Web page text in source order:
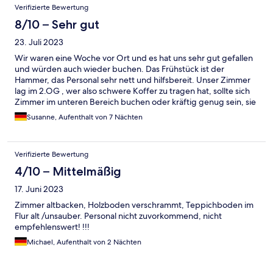
Verifizierte Bewertung
8/10 – Sehr gut
23. Juli 2023
Wir waren eine Woche vor Ort und es hat uns sehr gut gefallen
und würden auch wieder buchen. Das Frühstück ist der
Hammer, das Personal sehr nett und hilfsbereit. Unser Zimmer
lag im 2.OG , wer also schwere Koffer zu tragen hat, sollte sich
Zimmer im unteren Bereich buchen oder kräftig genug sein, sie
hoch zu tragen oder ggf. nach Hilfe an der Rezeption fragen.
Die zwei jungen Leute vom Reinigungspersonal müssen noch
und haben schon mal die fehlende Seife und das ein oder
andere Haar übersehen. Uns hat das nicht weiter gestört, die
Lage der Unterkunft hat das wieder wett gemacht.
Susanne, Aufenthalt von 7 Nächten
Verifizierte Bewertung
4/10 – Mittelmäßig
17. Juni 2023
Zimmer altbacken, Holzboden verschrammt, Teppichboden im
Flur alt /unsauber. Personal nicht zuvorkommend, nicht
empfehlenswert! !!!
Michael, Aufenthalt von 2 Nächten